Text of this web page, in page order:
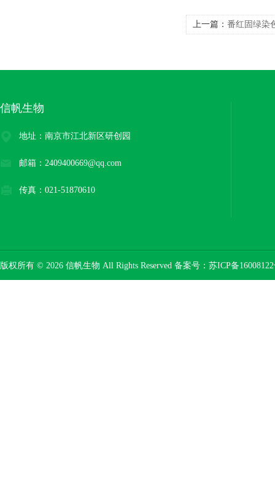
上一篇： 番红固绿染
信帆生物
地址：南京市江北新区研创园
邮箱：2409400669@qq.com
传真：021-51870610
版权所有 © 2026 信帆生物 All Rights Reserved 备案号： 苏ICP备